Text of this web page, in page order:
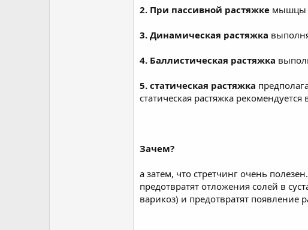
2. При пассивной растяжке мышцы
3. Динамическая растяжка
4. Баллистическая растяжка
5. статическая растяжка
статическая растяжка
Зачем?
а затем, что стретчинг очень
предотвратят отложения солей в
варикоз) и предотвратят появление